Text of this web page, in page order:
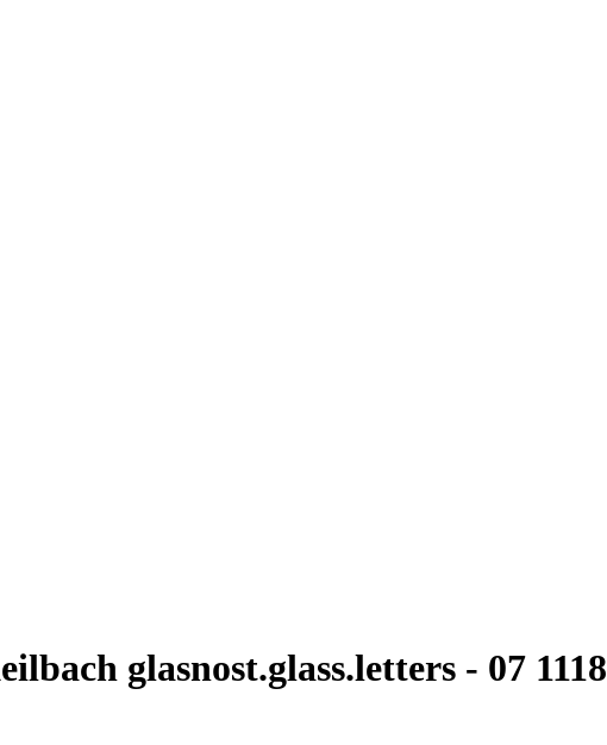
glasnost.glass.letters - 07 1118